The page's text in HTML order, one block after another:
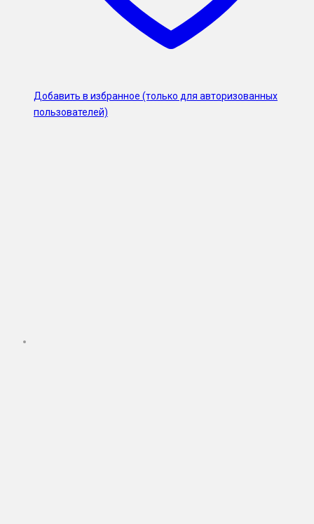
Добавить в избранное (только для авторизованных
пользователей)